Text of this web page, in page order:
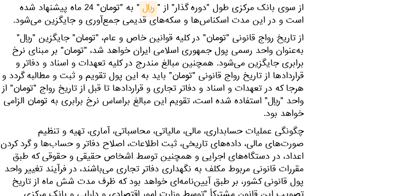
از سوی بانک مرکزی طول "دوره گذار" از "ریال " به "تومان" 24 ماه پیشنهاد شده
است و در این مدت اسکناس‌ها و سکه‌های قدیمی جمع‌آوری و جایگزین می‌شود.
از تاریخ رواج قانونی "تومان" در کلیه قوانین خاص و عام، "تومان" جایگزین "ریال"
به‌عنوان واحد رسمی پول جمهوری اسلامی ایران خواهد شد، "تومان" بر مبنای نرخ
برابری جایگزین می‌شود. همچنین مبالغ مندرج در کلیه تعهدات و اسناد و دفاتر و
قراردادها از تاریخ رواج قانونی "تومان" باید به این پول تقویم و ثبت و مطالبه گردد و
هرجا که در تعهدات و اسناد و دفاتر تجاری و قراردادها تا قبل از تاریخ رواج "تومان" از
واحد "ریال" استفاده شده است، تقویم این مبالغ براساس نرخ برابری به تومان الزامی
خواهد بود.
چگونگی عملیات حسابداری، مالی، مالیاتی، محاسباتی، آماری، تهیه و تنظیم
صورت‌های مالی، داده‌های تاریخی، ثبت اطلاعات، اصلاح دفاتر و حساب‌ها و گرد کردن
اعداد، در دستگاه‌های اجرایی و همچنین توسط اشخاص حقیقی و حقوقی که طبق
مقررات قانونی مربوط مکلف به نگهداری دفاتر تجاری می‌باشند، در فرآیند تغییر واحد
پول قانونی کشور، بر طبق آیین‌نامه‌ای خواهد بود که ظرف مدت شش ماه از تاریخ